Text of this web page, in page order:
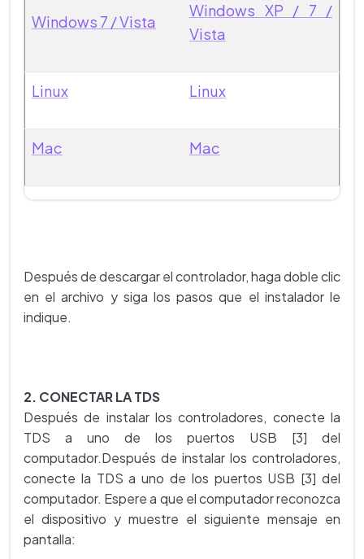
Windows 7 / Vista
Windows XP / 7 /
Vista
Linux Linux
Mac Mac
Después de descargar el controlador, haga doble clic
en el archivo y siga los pasos que el instalador le
indique.
2. CONECTAR LA TDS
Después de instalar los controladores, conecte la
TDS a uno de los puertos USB [3] del
computador.Después de instalar los controladores,
conecte la TDS a uno de los puertos USB [3] del
computador. Espere a que el computador reconozca
el dispositivo y muestre el siguiente mensaje en
pantalla: